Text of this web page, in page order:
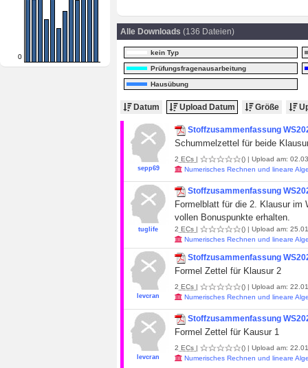
0
Alle Downloads (136 Dateien)
kein Typ
Prüfungsfragenausarbeitung
Hausübung
Datum Upload Datum Größe
sepp69
Stoffzusammenfassung
Schummelzettel für beide
2 ECs | () | Upload am:
Numerisches Rechnen und lineare
tuglife
Stoffzusammenfassung
Formelblatt für die 2. Klausur im
vollen Bonuspunkte erhalten.
2 ECs | () | Upload am:
Numerisches Rechnen und lineare
levcran
Stoffzusammenfassung
Formel Zettel für Klausur 2
2 ECs | () | Upload am:
Numerisches Rechnen und lineare
levcran
Stoffzusammenfassung
Formel Zettel für Kausur 1
2 ECs | () | Upload am:
Numerisches Rechnen und lineare